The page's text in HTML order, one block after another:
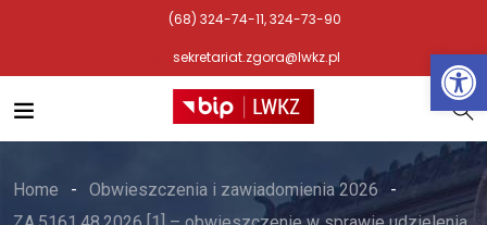
(68) 324-74-11, 324-73-90
sekretariat.zgora@lwkz.pl
Home
Obwieszczenia i zawiadomienia 2026